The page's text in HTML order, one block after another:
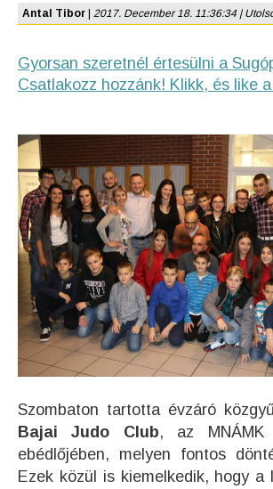
Antal Tibor 2017. December 18. 11:36:34 |
Gyorsan szeretnél értesülni a
Csatlakozz hozzánk! Klikk, és like
Szombaton tartotta évzáró
Bajai Judo Club, az MNÁMK
ebédlőjében, melyen fontos
Ezek közül is kiemelkedik, hogy a